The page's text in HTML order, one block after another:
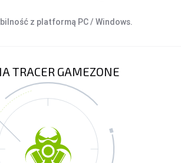
z platformą PC / Windows.
TRACER GAMEZONE